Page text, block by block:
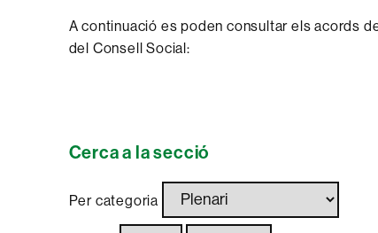
A continuació es poden consultar els acords
del Consell Social:
Cerca a la secció
Per categoria